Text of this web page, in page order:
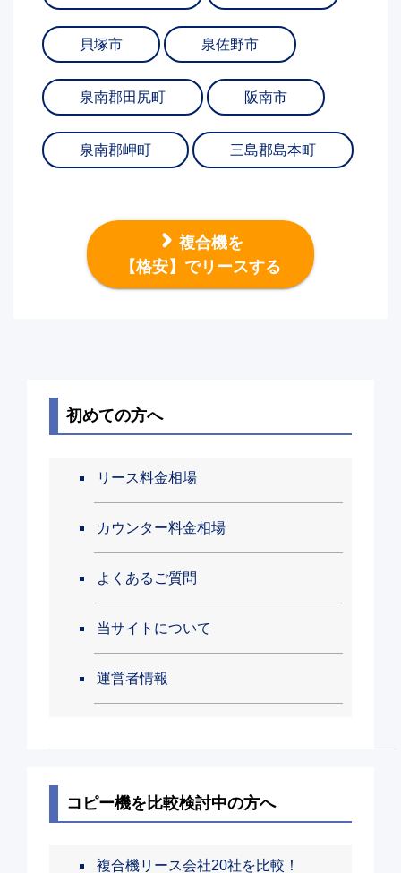
貝塚市 泉佐野市
泉南郡田尻町 阪南市
泉南郡岬町 三島郡島本町
複合機を
【格安】でリースする
初めての方へ
リース料金相場
カウンター料金相場
よくあるご質問
当サイトについて
運営者情報
コピー機を比較検討中の方へ
複合機リース会社20社を比較！